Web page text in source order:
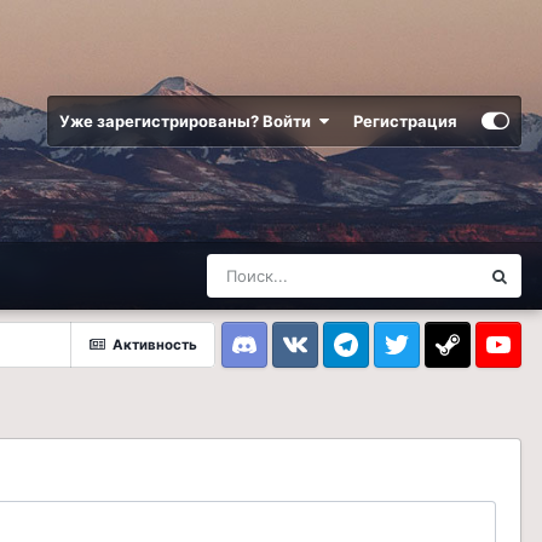
Уже зарегистрированы? Войти Регистрация
Активность
DiscordVK TelegramTwitter Steam